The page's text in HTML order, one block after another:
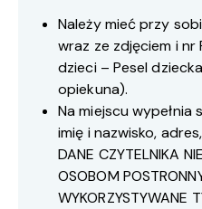
Należy mieć przy
wraz ze zdjęciem i
dzieci – Pesel
opiekuna).
Na miejscu wypełnia
imię i nazwisko,
DANE CZYTELNIKA
OSOBOM
WYKORZYSTYWANE